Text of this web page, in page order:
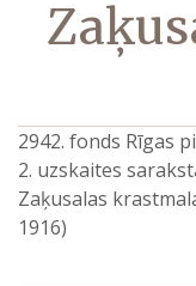
2942. fonds Rīgas
2. uzskaites
Zaķusalas
1916)